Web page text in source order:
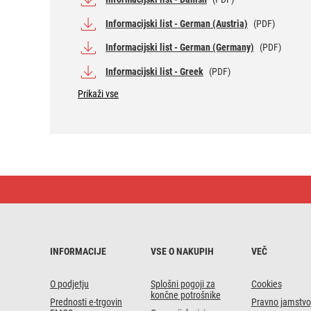
Informacijski list - German (Austria) (PDF)
Informacijski list - German (Germany) (PDF)
Informacijski list - Greek (PDF)
Prikaži vse
Filament
INFORMACIJE
O podjetju
Prednosti e-trgovin
VSE O NAKUPIH
Splošni pogoji za
končne potrošnike
VEČ
Cookies
Pravno jamstvo